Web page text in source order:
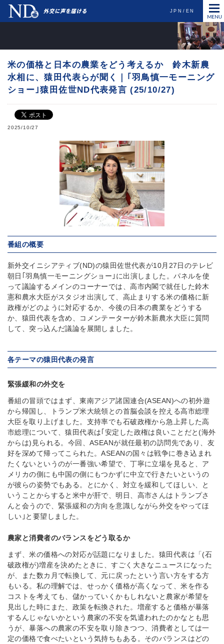
JPN EN
米の価格と日本の農業をどう考えるか 鈴木新農
水相に、猿田代表らが聞く｜｢羽鳥慎一モーニング
ショー｣猿田佐世ND代表発言 (25/10/27)
2025/10/27
番組の概要
新外交イニシアティブ(ND)の猿田佐世代表が10月27日のテレビ
朝日｢羽鳥慎一モーニングショー｣に出演しました。パネルを使
って議論するメインのコーナーでは、高市内閣で就任した鈴木
憲和農水大臣がスタジオ出演して、高止まりする米の価格に新
政権がどのように対応するか、今後の日本の農業をどうする
か、猿田代表を含め、コメンテーターが鈴木新農水大臣に質問
して、突っ込んだ議論を展開しました。
各テーマの猿田代表の発言
緊張緩和の外交を
番組の冒頭ではまず、東南アジア諸国連合(ASEAN)への初外遊
から帰国し、トランプ米大統領との首脳会談を控える高市総理
大臣を取り上げました。支持率でも石破政権から急上昇した高
市総理について、猿田代表は｢安定した政権は良いことだと(海外
からは)見られる。今回、ASEANが就任最初の訪問先であり、友
好を深めて帰ってこられた。ASEANの国々は戦争に巻き込まれ
たくないというのが一番強い希望で、丁寧に立場を見ると、ア
メリカの側にも中国の側にもつかずに中立で行きたいというの
が彼らの姿勢でもある。とにかく、対立を緩和してほしい、と
いうことからすると米中が肝で、明日、高市さんはトランプさ
んと会うので、緊張緩和の方向を意識しながら外交をやってほ
しい｣と要望しました。
農家と消費者のバランスをどう取るか
まず、米の価格への対応が話題になりました。猿田代表は「(石
破政権が)増産を決めたときに、すごく大きなニュースになった
が、また数カ月で転換して、元に戻ったという言い方をする方
もいる。私の理解では、せっかく価格が高くなって、米を作る
コストを考えても、儲かっていくかもしれないと農家が希望を
見出した時にまた、政策を転換された。増産すると価格が暴落
するんじゃないかという農家の不安を気遣われたのかなとも思
うが、暴落への農家の不安を取り除きつつ、消費者としては一
定の価格で食べたいという気持ちもある。そのバランスはどの